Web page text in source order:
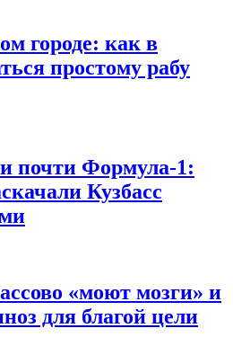
городе: как в
простому рабу
почти Формула-1:
Кузбасс
«моют мозги» и
для благой цели